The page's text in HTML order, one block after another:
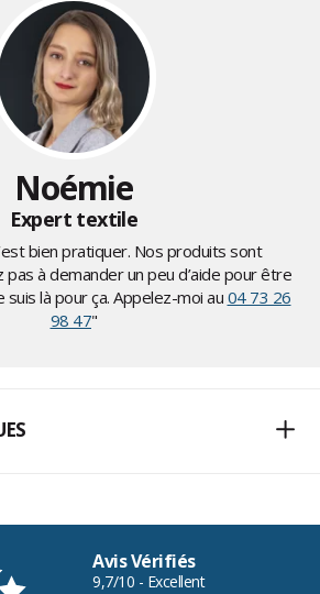
Noémie
Expert textile
bien pratiquer. Nos produits sont
pas à demander un peu d’aide pour être
suis là pour ça. Appelez-moi au 04 73 26
98 47"
Avis Vérifiés
9,7/10 - Excellent